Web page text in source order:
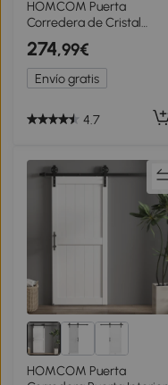
HOMCOM Puerta
Corredera de Cristal
90x205 cm Puerta
Corrediza Deslizante con
Riel de Cristal de
Seguridad Translúcido
274,99€
Envío gratis
4.7
HOMCOM Puerta